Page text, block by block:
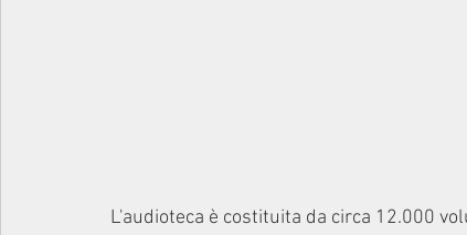
L'audioteca è costituita da circa 12.000